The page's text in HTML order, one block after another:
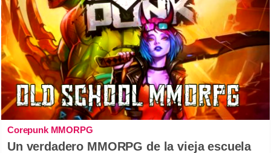
Corepunk MMORPG
Un verdadero MMORPG de la vieja escuela